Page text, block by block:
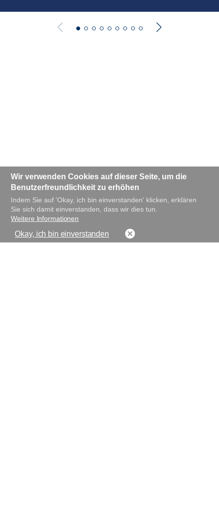
Wir verwenden Cookies auf dieser Seite, um die
Benutzerfreundlichkeit zu erhöhen
Indem Sie auf 'Okay, ich bin einverstanden' klicken, erklären
Sie sich damit einverstanden, dass wir dies tun.
Weitere Informationen
Okay, ich bin einverstanden